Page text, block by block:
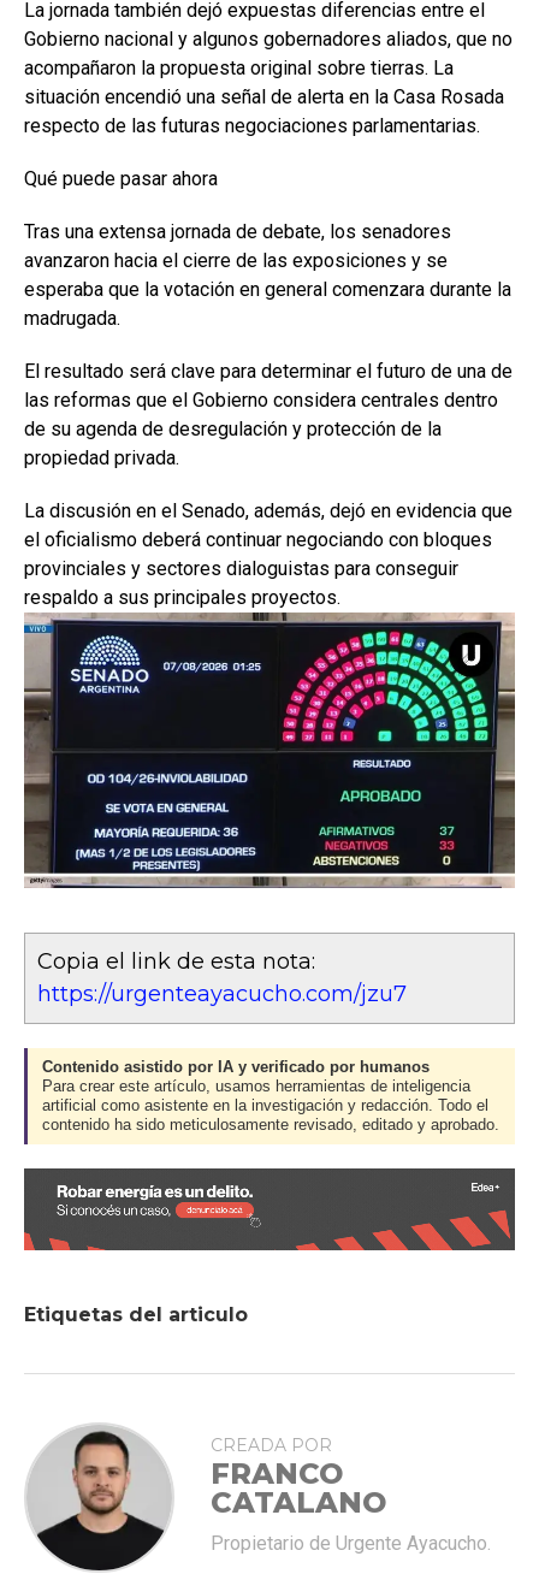
La jornada también dejó expuestas diferencias entre el
Gobierno nacional y algunos gobernadores aliados, que no
acompañaron la propuesta original sobre tierras. La
situación encendió una señal de alerta en la Casa Rosada
respecto de las futuras negociaciones parlamentarias.
Qué puede pasar ahora
Tras una extensa jornada de debate, los senadores
avanzaron hacia el cierre de las exposiciones y se
esperaba que la votación en general comenzara durante la
madrugada.
El resultado será clave para determinar el futuro de una de
las reformas que el Gobierno considera centrales dentro
de su agenda de desregulación y protección de la
propiedad privada.
La discusión en el Senado, además, dejó en evidencia que
el oficialismo deberá continuar negociando con bloques
provinciales y sectores dialoguistas para conseguir
respaldo a sus principales proyectos.
Copia el link de esta nota:
https://urgenteayacucho.com/jzu7
Contenido asistido por IA y verificado por humanos
Para crear este artículo, usamos herramientas de inteligencia
artificial como asistente en la investigación y redacción. Todo el
contenido ha sido meticulosamente revisado, editado y aprobado.
Etiquetas del articulo
CREADA POR
FRANCO
CATALANO
Propietario de Urgente Ayacucho.